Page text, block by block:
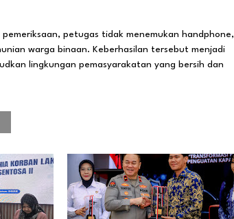
petugas tidak menemukan handphone,
warga binaan. Keberhasilan tersebut menjadi
lingkungan pemasyarakatan yang bersih dan